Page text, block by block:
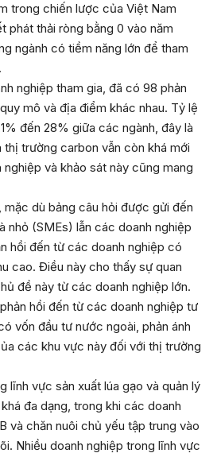
trong chiến lược của Việt Nam
phát thải ròng bằng 0 vào năm
ngành có tiềm năng lớn để tham
nghiệp tham gia, đã có 98 phản
mô và địa điểm khác nhau. Tỷ lệ
đến 28% giữa các ngành, đây là
thị trường carbon vẫn còn khá mới
và khảo sát này cũng mang
dù bảng câu hỏi được gửi đến
nhỏ (SMEs) lẫn các doanh nghiệp
hồi đến từ các doanh nghiệp có
cao. Điều này cho thấy sự quan
đề này từ các doanh nghiệp lớn.
hồi đến từ các doanh nghiệp tư
vốn đầu tư nước ngoài, phản ánh
các khu vực này đối với thị trường
lĩnh vực sản xuất lúa gạo và quản lý
đa dạng, trong khi các doanh
và chăn nuôi chủ yếu tập trung vào
Nhiều doanh nghiệp trong lĩnh vực